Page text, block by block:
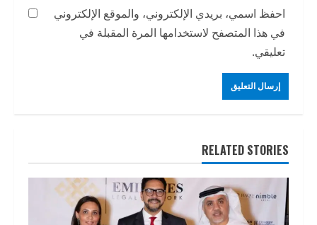
احفظ اسمي، بريدي الإلكتروني، والموقع الإلكتروني
في هذا المتصفح لاستخدامها المرة المقبلة في
تعليقي.
RELATED STORIES